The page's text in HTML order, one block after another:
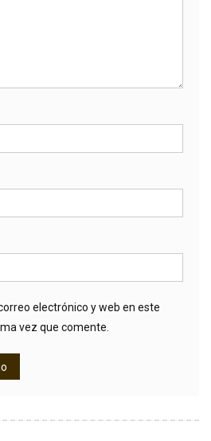
electrónico y web en este
vez que comente.